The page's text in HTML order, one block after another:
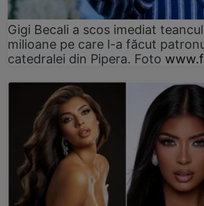
Gigi Becali a scos imediat
milioane pe care l-a făcut
catedralei din Pipera. Foto